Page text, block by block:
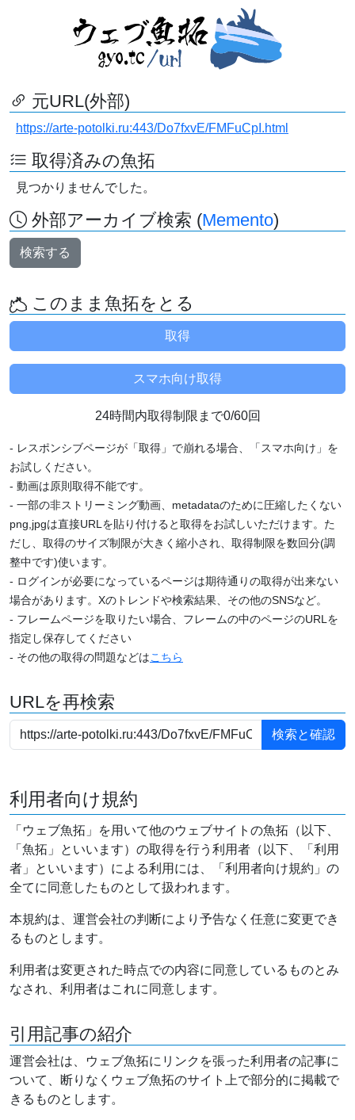
元URL(外部)
https://arte-potolki.ru:443/Do7fxvE/FMFuCpI.html
取得済みの魚拓
見つかりませんでした。
外部アーカイブ検索 (Memento)
検索する
このまま魚拓をとる
24時間内取得制限まで0/60回
- レスポンシブページが「取得」で崩れる場合、「スマホ向け」を
お試しください。
- 動画は原則取得不能です。
- 一部の非ストリーミング動画、metadataのために圧縮したくない
png,jpgは直接URLを貼り付けると取得をお試しいただけます。た
だし、取得のサイズ制限が大きく縮小され、取得制限を数回分(調
整中です)使います。
- ログインが必要になっているページは期待通りの取得が出来ない
場合があります。Xのトレンドや検索結果、その他のSNSなど。
- フレームページを取りたい場合、フレームの中のページのURLを
指定し保存してください
- その他の取得の問題などはこちら
URLを再検索
利用者向け規約
「ウェブ魚拓」を用いて他のウェブサイトの魚拓（以下、
「魚拓」といいます）の取得を行う利用者（以下、「利用
者」といいます）による利用には、「利用者向け規約」の
全てに同意したものとして扱われます。
本規約は、運営会社の判断により予告なく任意に変更でき
るものとします。
利用者は変更された時点での内容に同意しているものとみ
なされ、利用者はこれに同意します。
引用記事の紹介
運営会社は、ウェブ魚拓にリンクを張った利用者の記事に
ついて、断りなくウェブ魚拓のサイト上で部分的に掲載で
きるものとします。